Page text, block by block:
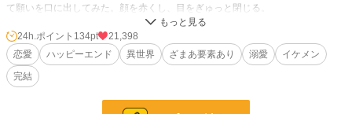
て願いを口に出してみた。顔を赤くし、目をぎゅっと閉じる。
だが、温かいそれがそっと触れたのは、ミアの額だった。
ミアがまぶたを開け、自分の額に触れた。しゅんと肩を落とし「……また、
額」と、ぼやいた。エディはそんなミアの頭を撫でながら、柔やかに笑った。
「はじめての口付けは、もっと、ロマンチックなところでしたいんだ」
24h.ポイント 134pt
21,398
恋愛
ハッピーエンド 異世界 ざまあ要素あり 溺愛
イケメン
完結